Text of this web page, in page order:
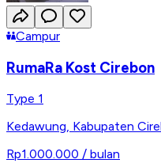
Campur
RumaRa Kost Cirebon
Type 1
Kedawung, Kabupaten
Rp1.000.000 / bulan